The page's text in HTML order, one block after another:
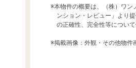
※本物件の概要は、（株）ワン
ンション・レビュー」より
の正確性、完全性等につい
※掲載画像：外観・その他物件